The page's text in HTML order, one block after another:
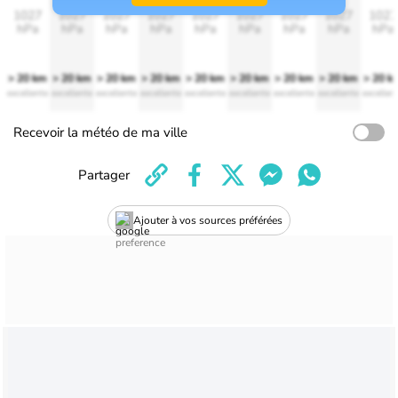
hPa
> 20 km
excellente
1027
hPa
> 20 km
excellente
1027
hPa
> 20 km
excellente
1027
hPa
> 20 km
excellente
1027
hPa
> 20 km
excellente
1027
hPa
> 20 km
excellente
1027
hPa
> 20 km
excellente
1027
hPa
> 20 km
excellente
hPa
> 20
Recevoir la météo de ma ville
Ajouter à vos sources préférées
Partager